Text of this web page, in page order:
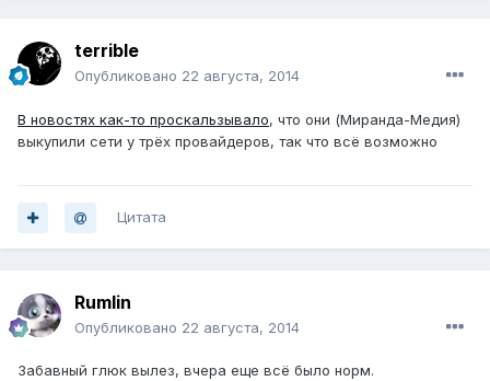
terrible
Опубликовано 22 августа, 2014
В новостях как-то проскальзывало, что они (Миранда-Медия)
выкупили сети у трёх провайдеров, так что всё возможно
Цитата
Rumlin
Опубликовано 22 августа, 2014
Забавный глюк вылез, вчера еще всё было норм.